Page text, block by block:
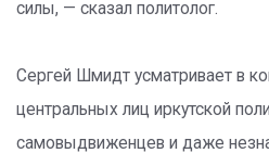
силы, — сказал политолог.
Сергей Шмидт усматривает в
центральных лиц иркутской
самовыдвиженцев и даже